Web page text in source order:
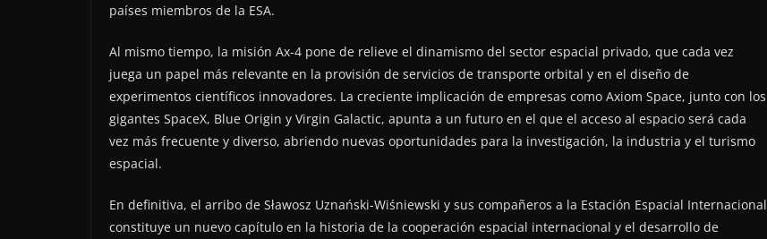
países miembros de la ESA.
Al mismo tiempo, la misión Ax-4 pone de relieve el dinamismo del sector espacial privado, que cada vez
juega un papel más relevante en la provisión de servicios de transporte orbital y en el diseño de
experimentos científicos innovadores. La creciente implicación de empresas como Axiom Space, junto con los
gigantes SpaceX, Blue Origin y Virgin Galactic, apunta a un futuro en el que el acceso al espacio será cada
vez más frecuente y diverso, abriendo nuevas oportunidades para la investigación, la industria y el turismo
espacial.
En definitiva, el arribo de Sławosz Uznański-Wiśniewski y sus compañeros a la Estación Espacial Internacional
constituye un nuevo capítulo en la historia de la cooperación espacial internacional y el desarrollo de